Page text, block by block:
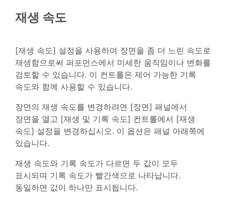
재생 속도
[재생 속도] 설정을 사용하여 장면을 좀 더 느린 속도로
재생함으로써 퍼포먼스에서 미세한 움직임이나 변화를
검토할 수 있습니다. 이 컨트롤은 제어 가능한 기록
속도와 함께 사용할 수 있습니다.
장면의 재생 속도를 변경하려면 [장면] 패널에서
장면을 열고 [재생 및 기록 속도] 컨트롤에서 [재생
속도] 설정을 변경하십시오. 이 옵션은 패널 아래쪽에
있습니다.
재생 속도와 기록 속도가 다르면 두 값이 모두
표시되며 기록 속도가 빨간색으로 나타납니다.
동일하면 값이 하나만 표시됩니다.